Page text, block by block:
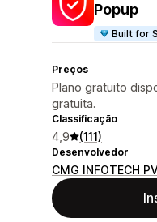
Popup
Built for
Preços
Plano gratuito
gratuita.
Classificação
4,9 (111)
Desenvolvedor
CMG INFOTECH